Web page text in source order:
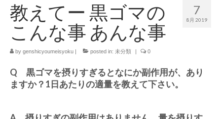
7
8月 2019
教えてー 黒ゴマの
こんな事 あんな事
by genshicyoumeisyoku posted in: 未分類 0
Q 黒ゴマを摂りすぎるとなにか副作用が、あり
ますか？1日あたりの適量を教えて下さい。